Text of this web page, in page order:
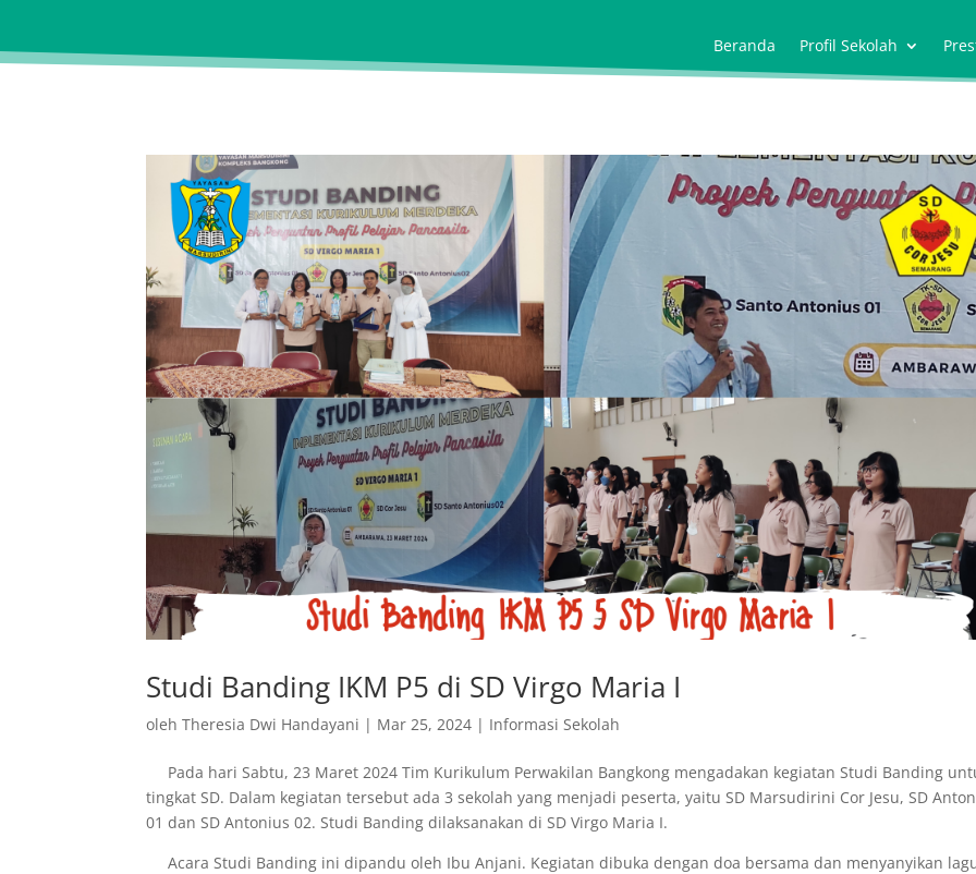
Beranda Profil Sekolah
Studi Banding IKM P5 di SD Virgo Maria I
olehTheresia Dwi Handayani | Mar 25, 2024 | Informasi Sekolah
Pada hari Sabtu, 23 Maret 2024 Tim Kurikulum Perwakilan Bangkong mengadakan kegiatan Studi Banding
tingkat SD. Dalam kegiatan tersebut ada 3 sekolah yang menjadi peserta, yaitu SD Marsudirini Cor Jesu, SD
01 dan SD Antonius 02. Studi Banding dilaksanakan di SD Virgo Maria I.
Acara Studi Banding ini dipandu oleh Ibu Anjani. Kegiatan dibuka dengan doa bersama dan menyanyikan